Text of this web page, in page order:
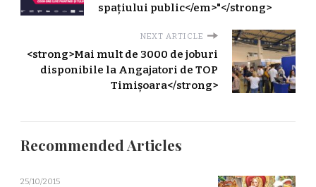
spațiului public</em>"</strong>
NEXT ARTICLE
<strong>Mai mult de 3000 de joburi
disponibile la Angajatori de TOP
Timișoara</strong>
Recommended Articles
25/10/2015